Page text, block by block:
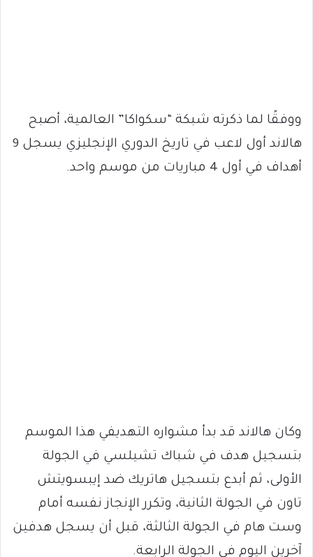
ووفقًا لما ذكرته شبكة “سكواكا” العالمية، أصبح
هالاند أول لاعب في تاريخ الدوري الإنجليزي يسجل 9
أهداف في أول 4 مباريات من موسم واحد.
وكان هالاند قد بدأ مشواره التهديفي هذا الموسم
بتسجيل هدف في شباك تشيلسي في الجولة
الأولى، ثم أبدع بتسجيل هاتريك ضد إيبسويتش
تاون في الجولة الثانية، وتكرر الإنجاز نفسه أمام
وست هام في الجولة الثالثة، قبل أن يسجل هدفين
آخرين اليوم في الجولة الرابعة.